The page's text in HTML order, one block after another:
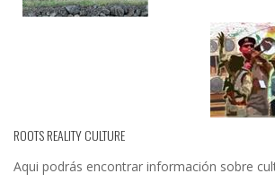
ROOTS REALITY CULTURE
Aqui podrás encontrar información sobre